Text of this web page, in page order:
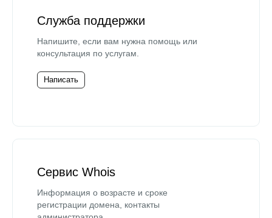
Служба поддержки
Напишите, если вам нужна помощь или
консультация по услугам.
Написать
Сервис Whois
Информация о возрасте и сроке
регистрации домена, контакты